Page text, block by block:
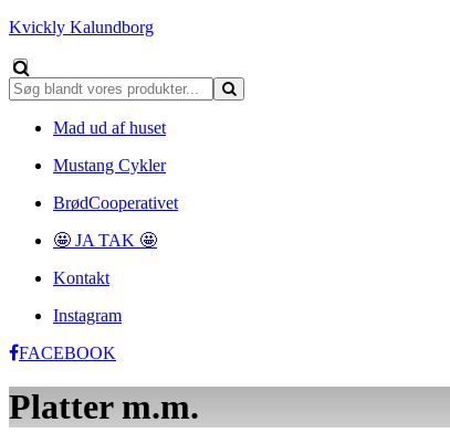
Kvickly Kalundborg
Mad ud af huset
Mustang Cykler
BrødCooperativet
🤩 JA TAK 🤩
Kontakt
Instagram
FACEBOOK
Platter m.m.